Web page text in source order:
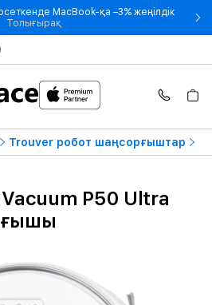
MacBook-қа –3% жеңілдік
Толығырақ- Студенттік билетті
Trouver робот шаңсорғыштар
P50 Ultra